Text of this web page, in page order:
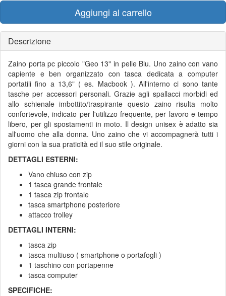
Aggiungi al carrello
Descrizione
Zaino porta pc piccolo "Geo 13" in pelle Blu. Uno zaino con vano
capiente e ben organizzato con tasca dedicata a computer
portatili fino a 13,6" ( es. Macbook ). All'interno ci sono tante
tasche per accessori personali. Grazie agli spallacci morbidi ed
allo schienale imbottito/traspirante questo zaino risulta molto
confortevole, indicato per l'utilizzo frequente, per lavoro e tempo
libero, per gli spostamenti in moto. Il design unisex è adatto sia
all'uomo che alla donna. Uno zaino che vi accompagnerà tutti i
giorni con la sua praticità ed il suo stile originale.
DETTAGLI ESTERNI:
Vano chiuso con zip
1 tasca grande frontale
1 tasca zip frontale
tasca smartphone posteriore
attacco trolley
DETTAGLI INTERNI:
tasca zip
tasca multiuso ( smartphone o portafogli )
1 taschino con portapenne
tasca computer
SPECIFICHE: